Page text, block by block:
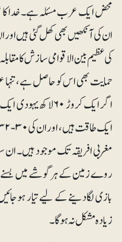
محض ایک عرب مسئلہ ہے۔ خدا
ان کی آنکھیں بھی کھل گئی ہیں
کی عظیم بین الاقوامی سازش کا
حمایت بھی اس کو حاصل ہے،
مغربی افریقہ تک موجود ہیں۔
روے زمین کے ہرگوشے میں بسنے
بازی لگادینے کے لیے تیار
زیادہ مشکل نہ ہوگا۔